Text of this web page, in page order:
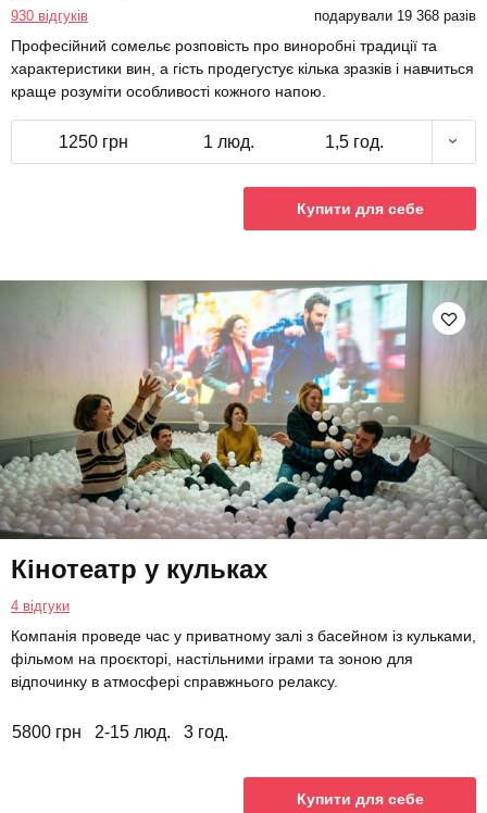
930 відгуків подарували 19 368 разів
Професійний сомельє розповість про виноробні традиції та
характеристики вин, а гість продегустує кілька зразків і навчиться
краще розуміти особливості кожного напою.
1250 грн 1 люд. 1,5 год.
Купити для себе
Кінотеатр у кульках
4 відгуки
Компанія проведе час у приватному залі з басейном із кульками,
фільмом на проєкторі, настільними іграми та зоною для
відпочинку в атмосфері справжнього релаксу.
5800 грн 2-15 люд. 3 год.
Купити для себе